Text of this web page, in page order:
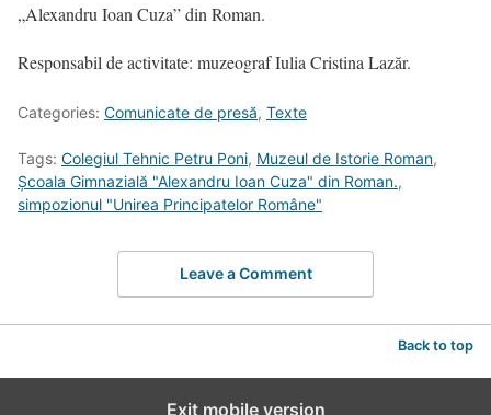
„Alexandru Ioan Cuza” din Roman.
Responsabil de activitate: muzeograf Iulia Cristina Lazăr.
Categories: Comunicate de presă, Texte
Tags: Colegiul Tehnic Petru Poni, Muzeul de Istorie Roman,
Şcoala Gimnazială "Alexandru Ioan Cuza" din Roman.,
simpozionul "Unirea Principatelor Române"
Leave a Comment
Back to top
Exit mobile version